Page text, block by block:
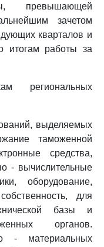
превышающей
зачетом
кварталов и
итогам работы за
региональных
выделяемых
таможенной
средства,
- вычислительные
оборудование,
для
базы и
органов.
- материальных